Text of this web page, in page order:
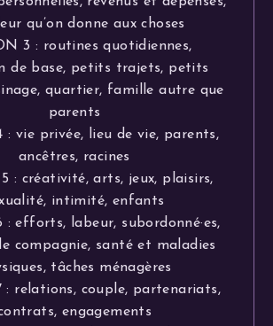
qu’on donne aux choses
3 : routines quotidiennes,
de base, petits trajets, petits
quartier, famille autre que
parents
: vie privée, lieu de vie, parents,
ancêtres, racines
: créativité, arts, jeux, plaisirs,
intimité, enfants
: efforts, labeur, subordonné·es,
compagnie, santé et maladies
tâches ménagères
: relations, couple, partenariats,
engagements